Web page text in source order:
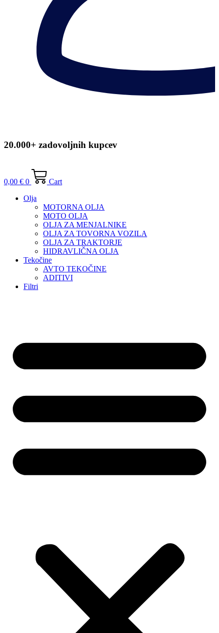
20.000+ zadovoljnih kupcev
0,00 € 0
Cart
Olja
MOTORNA OLJA
MOTO OLJA
OLJA ZA MENJALNIKE
OLJA ZA TOVORNA VOZILA
OLJA ZA TRAKTORJE
HIDRAVLIČNA OLJA
Tekočine
AVTO TEKOČINE
ADITIVI
Filtri